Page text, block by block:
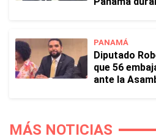
PANAMÁ
Diputado
que 56
ante la
MÁS NOTICIAS